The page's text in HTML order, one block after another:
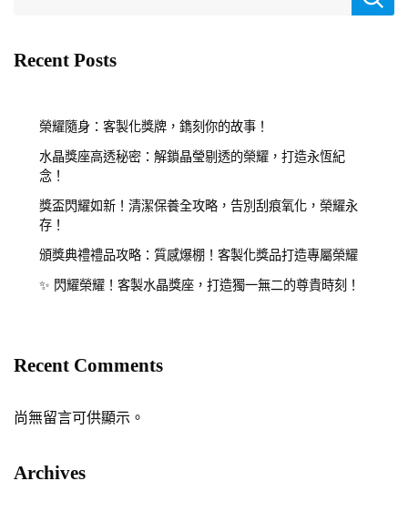
Recent Posts
榮耀隨身：客製化獎牌，鐫刻你的故事！
水晶獎座高透秘密：解鎖晶瑩剔透的榮耀，打造永恆紀
念！
獎盃閃耀如新！清潔保養全攻略，告別刮痕氧化，榮耀永
存！
頒獎典禮禮品攻略：質感爆棚！客製化獎品打造專屬榮耀
✨ 閃耀榮耀！客製水晶獎座，打造獨一無二的尊貴時刻！
Recent Comments
尚無留言可供顯示。
Archives